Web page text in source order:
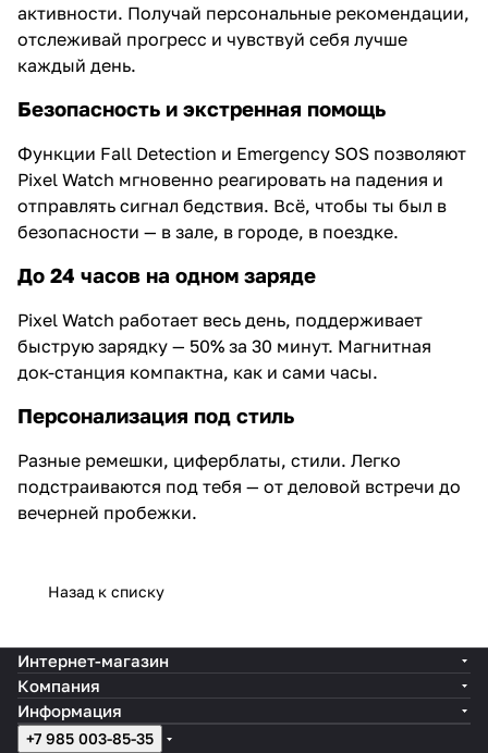
активности. Получай персональные рекомендации,
отслеживай прогресс и чувствуй себя лучше
каждый день.
Безопасность и экстренная помощь
Функции Fall Detection и Emergency SOS позволяют
Pixel Watch мгновенно реагировать на падения и
отправлять сигнал бедствия. Всё, чтобы ты был в
безопасности — в зале, в городе, в поездке.
До 24 часов на одном заряде
Pixel Watch работает весь день, поддерживает
быструю зарядку — 50% за 30 минут. Магнитная
док-станция компактна, как и сами часы.
Персонализация под стиль
Разные ремешки, циферблаты, стили. Легко
подстраиваются под тебя — от деловой встречи до
вечерней пробежки.
Назад к списку
Интернет-магазин
Компания
Информация
+7 985 003-85-35